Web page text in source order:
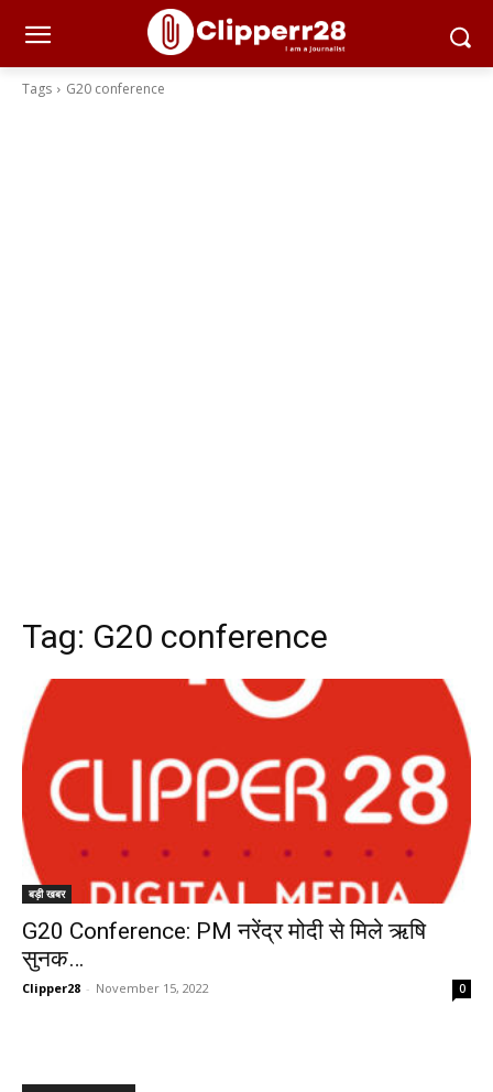
Tags G20 conference
Tag: G20 conference
बड़ी खबर
G20 Conference: PM नरेंद्र मोदी से मिले ऋषि
सुनक…
Clipper28 - November 15, 2022 0